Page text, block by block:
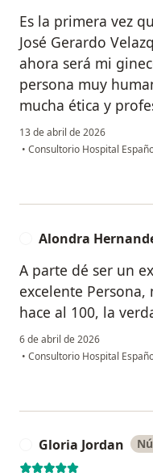
Es la primera vez
José Gerardo
ahora será mi
persona muy
mucha ética y
13 de abril de 2026
• Consultorio Hospital
Alondra
A parte dé ser un
excelente
hace al 100, la
6 de abril de 2026
• Consultorio Hospital
Gloria Jordan